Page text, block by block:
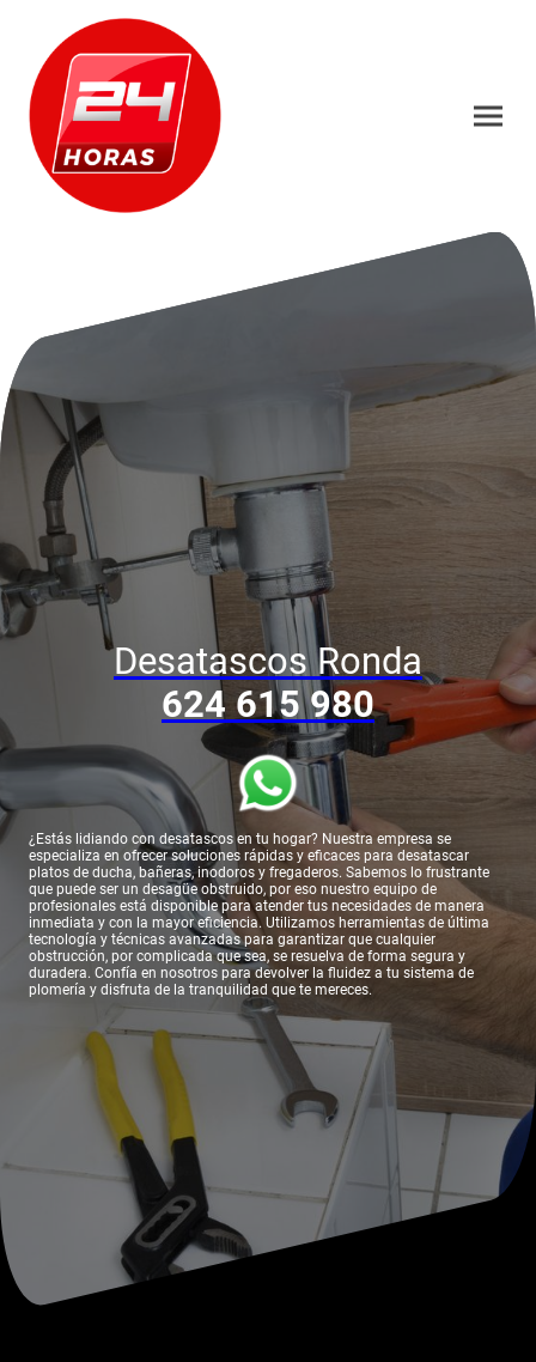
Desatascos Ronda
624 615 980
¿Estás lidiando con desatascos en tu hogar? Nuestra empresa se
especializa en ofrecer soluciones rápidas y eficaces para desatascar
platos de ducha, bañeras, inodoros y fregaderos. Sabemos lo frustrante
que puede ser un desagüe obstruido, por eso nuestro equipo de
profesionales está disponible para atender tus necesidades de manera
inmediata y con la mayor eficiencia. Utilizamos herramientas de última
tecnología y técnicas avanzadas para garantizar que cualquier
obstrucción, por complicada que sea, se resuelva de forma segura y
duradera. Confía en nosotros para devolver la fluidez a tu sistema de
plomería y disfruta de la tranquilidad que te mereces.